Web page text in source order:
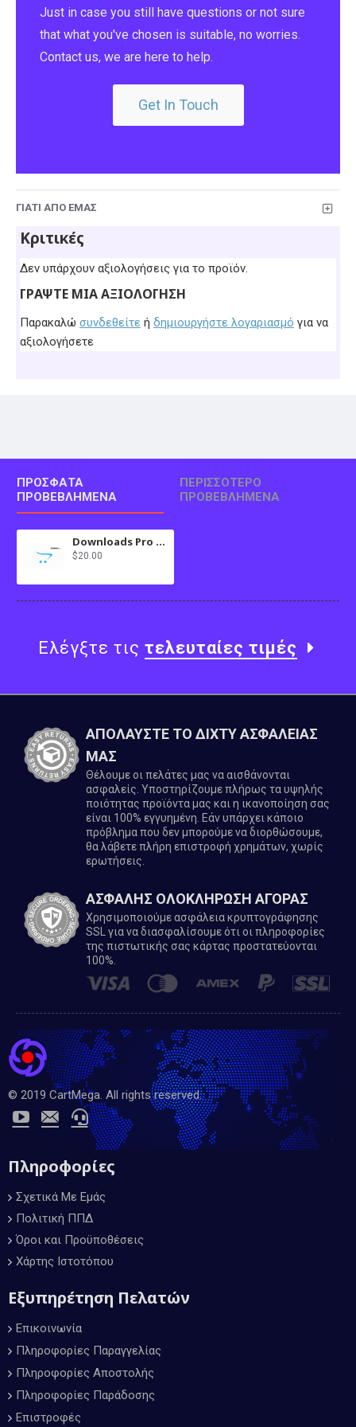
Just in case you still have questions or not sure
that what you've chosen is suitable, no worries.
Contact us, we are here to help.
Get In Touch
ΓΙΑΤΊ ΑΠΌ ΕΜΆΣ
Κριτικές
Δεν υπάρχουν αξιολογήσεις για το προϊόν.
ΓΡΆΨΤΕ ΜΙΑ ΑΞΙΟΛΌΓΗΣΗ
Παρακαλώ συνδεθείτε ή δημιουργήστε λογαριασμό για να
αξιολογήσετε
ΠΡΌΣΦΑΤΑ
ΠΡΟΒΕΒΛΗΜΈΝΑ
ΠΕΡΙΣΣΌΤΕΡΟ
ΠΡΟΒΕΒΛΗΜΈΝΑ
Downloads Pro in Journal 3x for OC 2.3.x
$20.00
Ελέγξτε τιςτελευταίες τιμές
ΑΠΟΛΑΥΣΤΕ ΤΟ ΔΙΧΤΥ ΑΣΦΑΛΕΙΑΣ
ΜΑΣ
Θέλουμε οι πελάτες μας να αισθάνονται
ασφαλείς. Υποστηρίζουμε πλήρως τα υψηλής
ποιότητας προϊόντα μας και η ικανοποίηση σας
είναι 100% εγγυημένη. Εάν υπάρχει κάποιο
πρόβλημα που δεν μπορούμε να διορθώσουμε,
θα λάβετε πλήρη επιστροφή χρημάτων, χωρίς
ερωτήσεις.
ΑΣΦΑΛΗΣ ΟΛΟΚΛΗΡΩΣΗ ΑΓΟΡΑΣ
Χρησιμοποιούμε ασφάλεια κρυπτογράφησης
SSL για να διασφαλίσουμε ότι οι πληροφορίες
της πιστωτικής σας κάρτας προστατεύονται
100%.
© 2019 CartMega. All rights reserved.
Πληροφορίες
Σχετικά Με Εμάς
Πολιτική ΠΠΔ
Όροι και Προϋποθέσεις
Χάρτης Ιστοτόπου
Εξυπηρέτηση Πελατών
Επικοινωνία
Πληροφορίες Παραγγελίας
Πληροφορίες Αποστολής
Πληροφορίες Παράδοσης
Επιστροφές